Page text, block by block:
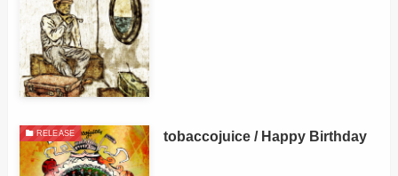
RELEASE tobaccojuice / Happy Birthday